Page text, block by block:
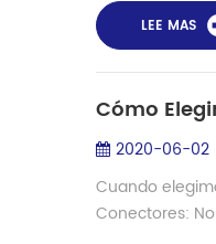
LEE MAS
Cómo
2020-06-02
Cuando
Conectores: